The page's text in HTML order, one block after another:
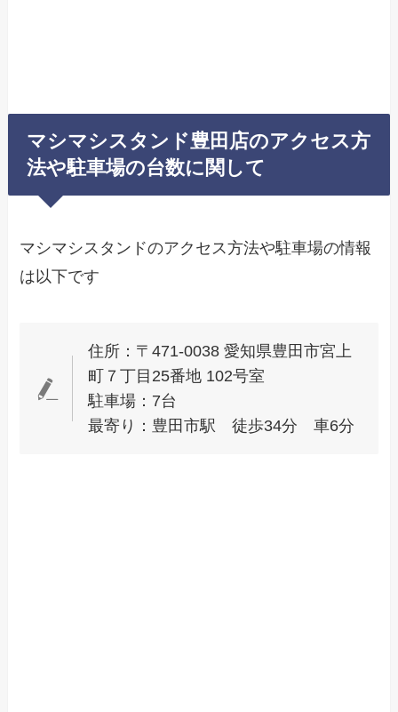
マシマシスタンド豊田店のアクセス方
法や駐車場の台数に関して
マシマシスタンドのアクセス方法や駐車場の情報
は以下です
住所：〒471-0038 愛知県豊田市宮上
町７丁目25番地 102号室
駐車場：7台
最寄り：豊田市駅 徒歩34分 車6分